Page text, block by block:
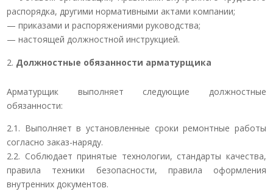
распорядка, другими нормативными актами компании;
— приказами и распоряжениями руководства;
— настоящей должностной инструкцией.
Должностные обязанности арматурщика
Арматурщик выполняет следующие должностные
обязанности:
2.1. Выполняет в установленные сроки ремонтные работы
согласно заказ-наряду.
2.2. Соблюдает принятые технологии, стандарты качества,
правила техники безопасности, правила оформления
внутренних документов.